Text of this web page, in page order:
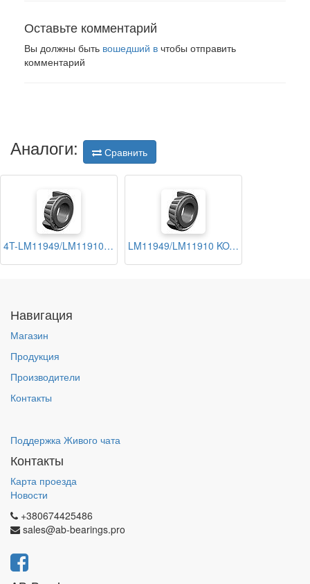
Оставьте комментарий
Вы должны быть вошедший в чтобы отправить
комментарий
Аналоги: Сравнить
4T-LM11949/LM11910 NTN LM11949/LM11910 KOYO
Навигация
Магазин
Продукция
Производители
Контакты
Поддержка Живого чата
Контакты
Карта проезда
Новости
+380674425486
sales@ab-bearings.pro